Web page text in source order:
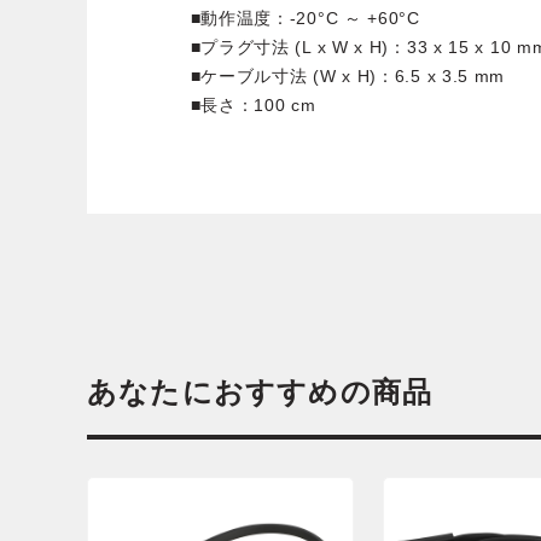
■動作温度：-20°C ～ +60°C
■プラグ寸法 (L x W x H)：33 x 15 x 10
■ケーブル寸法 (W x H)：6.5 x 3.5 mm
■長さ：100 cm
あなたにおすすめの商品